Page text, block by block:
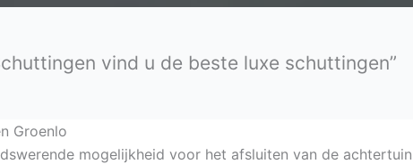
vind u de beste luxe schuttingen”
Groenlo
mogelijkheid voor het afsluiten van de